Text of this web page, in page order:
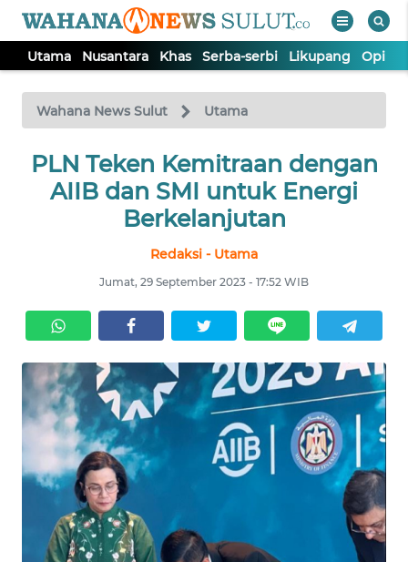
Utama Nusantara Khas Serba-serbi Likupang Opini
Wahana News Sulut Utama
PLN Teken Kemitraan dengan
AIIB dan SMI untuk Energi
Berkelanjutan
Redaksi - Utama
Jumat, 29 September 2023 - 17:52 WIB
TV
Tutup
UTAMA
SERBA-
SERBI
LIKUPANG
OPINI
Informasi
INDEKS
BERITA